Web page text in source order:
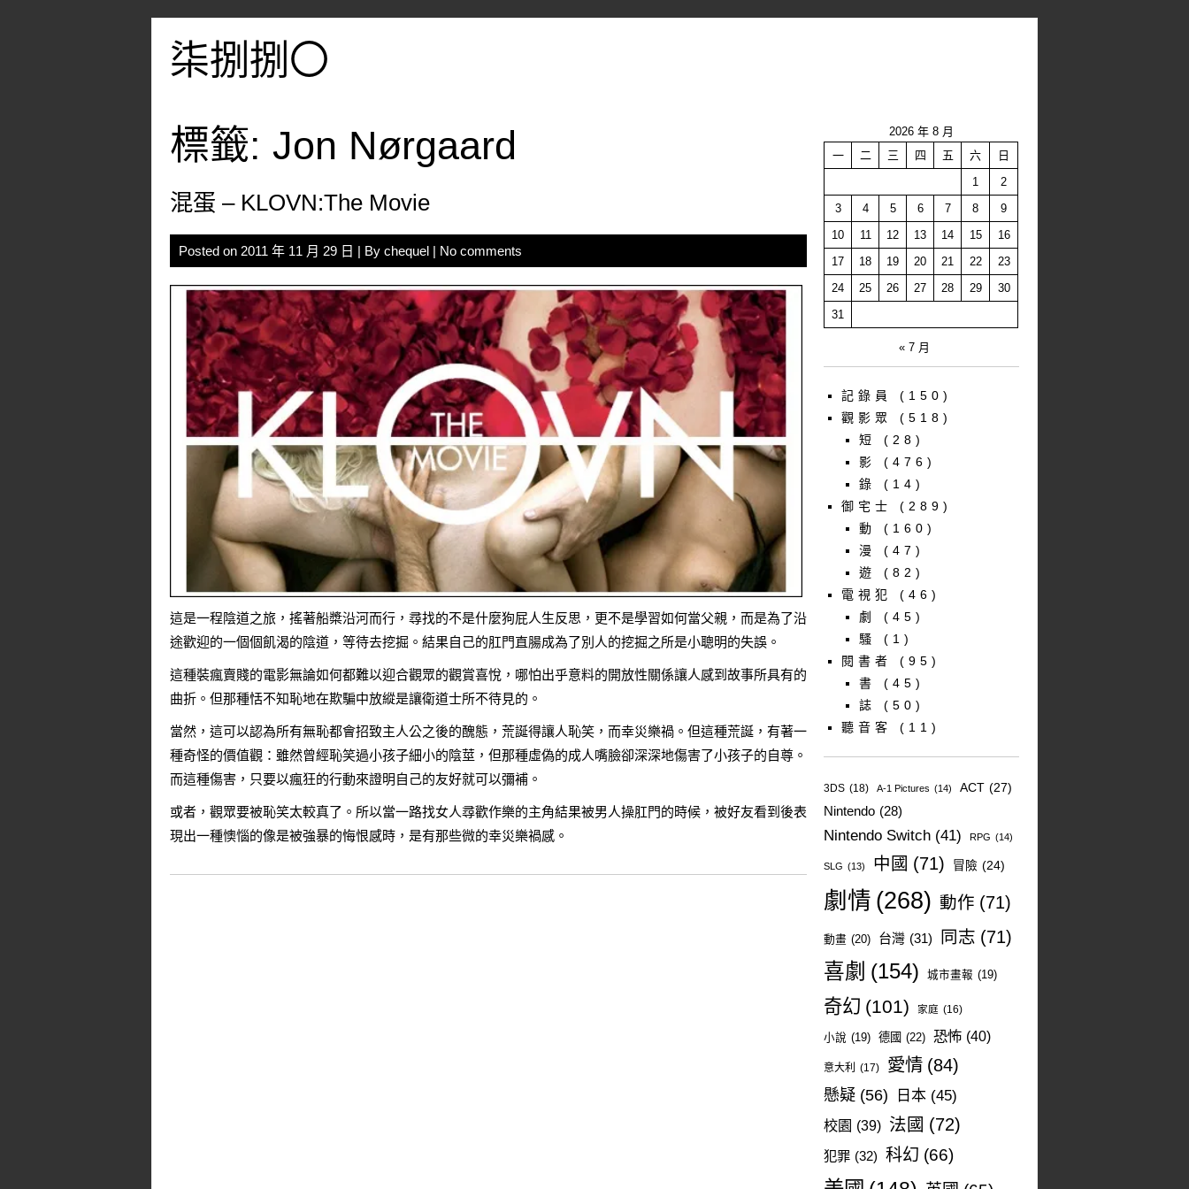
柒捌捌〇
標籤: Jon Nørgaard
混蛋 – KLOVN:The Movie
Posted on 2011 年 11 月 29 日 | By chequel | No comments
這是一程陰道之旅，搖著船槳沿河而行，尋找的不是什麼狗屁人生反思，更不是學習如何當父親，而是為了沿
途歡迎的一個個飢渴的陰道，等待去挖掘。結果自己的肛門直腸成為了別人的挖掘之所是小聰明的失誤。
這種裝瘋賣賤的電影無論如何都難以迎合觀眾的觀賞喜悅，哪怕出乎意料的開放性關係讓人感到故事所具有的
曲折。但那種恬不知恥地在欺騙中放縱是讓衛道士所不待見的。
當然，這可以認為所有無恥都會招致主人公之後的醜態，荒誕得讓人恥笑，而幸災樂禍。但這種荒誕，有著一
種奇怪的價值觀：雖然曾經恥笑過小孩子細小的陰莖，但那種虛偽的成人嘴臉卻深深地傷害了小孩子的自尊。
而這種傷害，只要以瘋狂的行動來證明自己的友好就可以彌補。
或者，觀眾要被恥笑太較真了。所以當一路找女人尋歡作樂的主角結果被男人操肛門的時候，被好友看到後表
現出一種懊惱的像是被強暴的悔恨感時，是有那些微的幸災樂禍感。
2026 年 8 月
一
二 三 四 五 六
日
1
2
3
4 5 6 7 8
9
10
11 12 13 14 15
16
17
18 19 20 21 22
23
24
25 26 27 28 29
30
31
« 7 月
記錄員
(150)
觀影眾
(518)
短
(28)
影
(476)
錄
(14)
御宅士
(289)
動
(160)
漫
(47)
遊
(82)
電視犯
(46)
劇
(45)
騷
(1)
閱書者
(95)
書
(45)
誌
(50)
聽音客
(11)
3DS (18) A-1 Pictures (14) ACT (27)
Nintendo (28)
Nintendo Switch (41) RPG (14)
SLG (13) 中國 (71) 冒險 (24)
劇情 (268) 動作 (71)
動畫 (20) 台灣 (31) 同志 (71)
喜劇 (154) 城市畫報 (19)
奇幻 (101) 家庭 (16)
小說 (19) 德國 (22) 恐怖 (40)
意大利 (17) 愛情 (84)
懸疑 (56) 日本 (45)
校園 (39) 法國 (72)
犯罪 (32) 科幻 (66)